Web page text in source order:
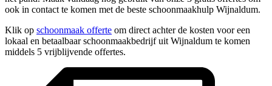
ook in contact te komen met de beste schoonmaakhulp Wijnaldum.
Klik op schoonmaak offerte om direct achter de kosten voor een
lokaal en betaalbaar schoonmaakbedrijf uit Wijnaldum te komen
middels 5 vrijblijvende offertes.